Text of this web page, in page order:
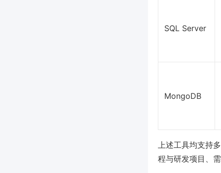
SQL Server
MongoDB
上述工具均支持
程与研发项目、